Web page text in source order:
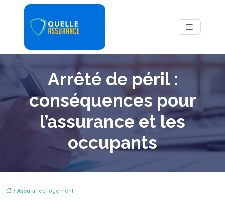
Arrêté de péril :
conséquences pour
l’assurance et les
occupants
/ Assurance logement